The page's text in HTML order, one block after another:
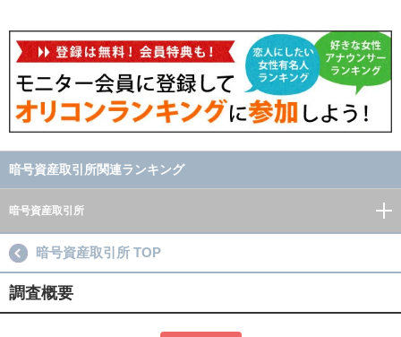
暗号資産取引所関連ランキング
暗号資産取引所
暗号資産取引所 TOP
調査概要